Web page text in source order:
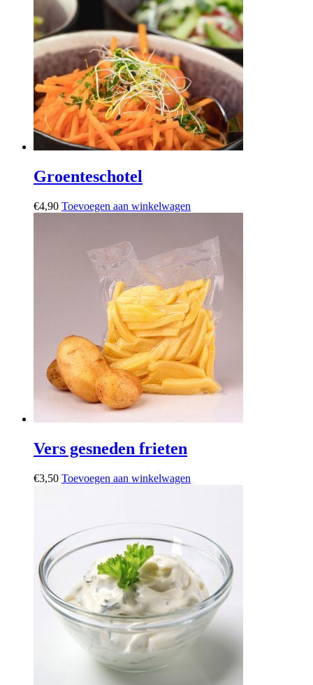
Groenteschotel
€4,90 Toevoegen aan winkelwagen
Vers gesneden frieten
€3,50 Toevoegen aan winkelwagen